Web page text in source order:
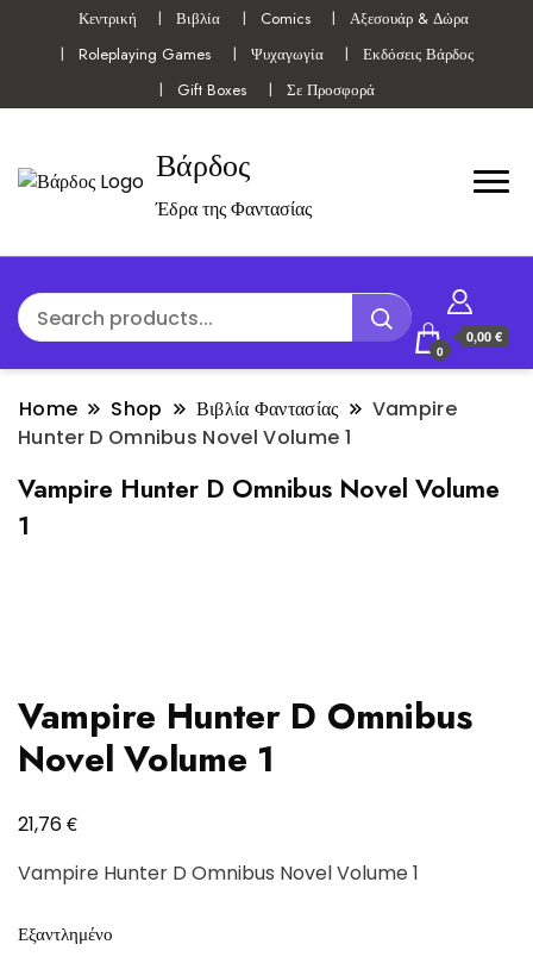
Κεντρική Βιβλία Comics
Αξεσουάρ & Δώρα
Roleplaying Games
Ψυχαγωγία
Εκδόσεις Βάρδος
Gift Boxes
Σε Προσφορά
Βάρδος
Έδρα της Φαντασίας
0
0,00 €
Home Shop Βιβλία Φαντασίας
Vampire
Hunter D Omnibus Novel Volume 1
Vampire Hunter D Omnibus Novel Volume
1
Vampire Hunter D Omnibus
Novel Volume 1
21,76€
Vampire Hunter D Omnibus Novel Volume 1
Εξαντλημένο